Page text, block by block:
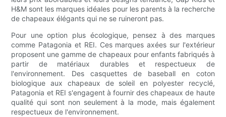
H&M sont les marques idéales pour les parents à la recherche
de chapeaux élégants qui ne se ruineront pas.
Pour une option plus écologique, pensez à des marques
comme Patagonia et REI. Ces marques axées sur l'extérieur
proposent une gamme de chapeaux pour enfants fabriqués à
partir de matériaux durables et respectueux de
l'environnement. Des casquettes de baseball en coton
biologique aux chapeaux de soleil en polyester recyclé,
Patagonia et REI s'engagent à fournir des chapeaux de haute
qualité qui sont non seulement à la mode, mais également
respectueux de l'environnement.